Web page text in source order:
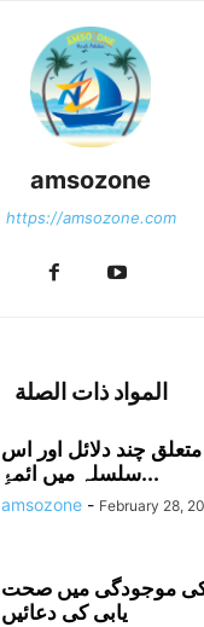
amsozone
https://amsozone.com
المواد ذات الصلة
چند دلائل اور اس
سلسلہ میں ائمۂِ...
amsozone - February 28,
کی موجودگی میں صحت
یابی کی دعائیں